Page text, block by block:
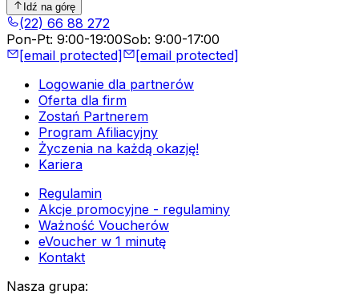
Idź na górę
(22) 66 88 272
Pon-Pt: 9:00-19:00Sob: 9:00-17:00
[email protected]
[email protected]
Logowanie dla partnerów
Oferta dla firm
Zostań Partnerem
Program Afiliacyjny
Życzenia na każdą okazję!
Kariera
Regulamin
Akcje promocyjne - regulaminy
Ważność Voucherów
eVoucher w 1 minutę
Kontakt
Nasza grupa: